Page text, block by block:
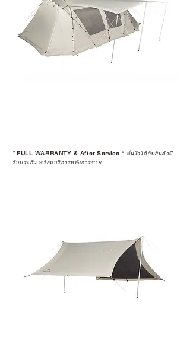
ก่อนตัดสินใจซื้อสินค้า เราอยาก
แนะนำให้คุณสอบถามทุกครั้งว่า ร้าน
ค้าที่คุณกำลังเลือกซื้อนั้น มีการรับ
ประกันสินค้าจากตัวแทนจำหน่าย
ในอุปกรณ์ที่คุณรัก มีคุณค่าอย่าง
ประสบการณ์ที่สมบูรณ์แบบในระยะ
อ่านต่อเรื่องการรับประกันสินค้าได้
https://www.campstudio.co.th/
*FULL WARRANTY & After Service * มั่นใจได้กับสินค้ามี
รับประกัน พร้อมบริการหลังการขาย